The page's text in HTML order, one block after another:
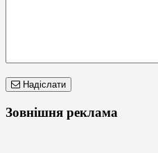
Надіслати
Зовнішня реклама